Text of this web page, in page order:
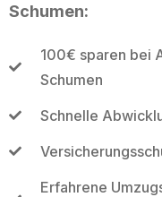
Schumen:
100€ sparen bei
Schumen
Schnelle
Erfahrene